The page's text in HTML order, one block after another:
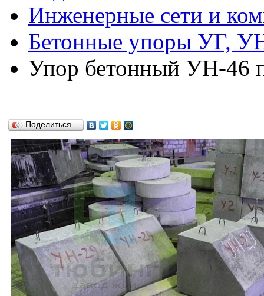
Инженерные сети и
Бетонные упоры УГ,
Упор бетонный УН-46
Поделиться…